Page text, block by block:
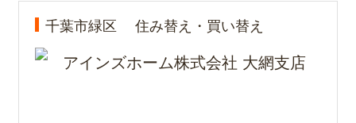
千葉市緑区 住み替え・買い替え